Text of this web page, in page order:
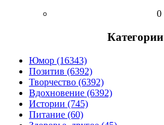
0
Категории
Юмор (16343)
Позитив (6392)
Творчество (6392)
Вдохновение (6392)
Истории (745)
Питание (60)